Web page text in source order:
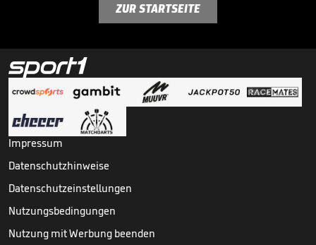
ZUR STARTSEITE
Impressum
Datenschutzhinweise
Datenschutzeinstellungen
Nutzungsbedingungen
Nutzung mit Werbung beenden